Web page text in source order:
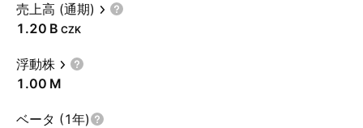
売上高 (通期)
‪1.20 B‬ CZK
浮動株
‪1.00 M‬
ベータ (1年)